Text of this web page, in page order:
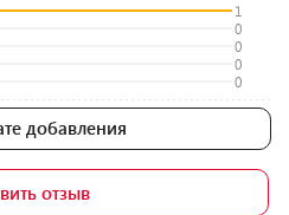
1
0
0
0
0
добавления
отзыв